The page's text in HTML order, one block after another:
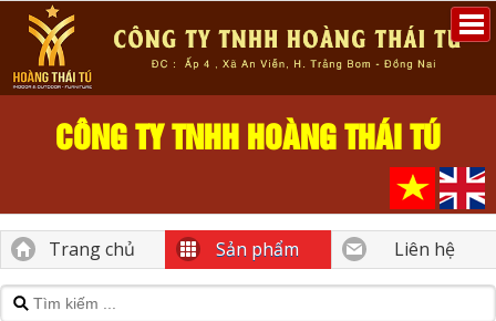
CÔNG TY TNHH HOÀNG THÁI TÚ
Trang chủ Sản phẩm Liên hệ